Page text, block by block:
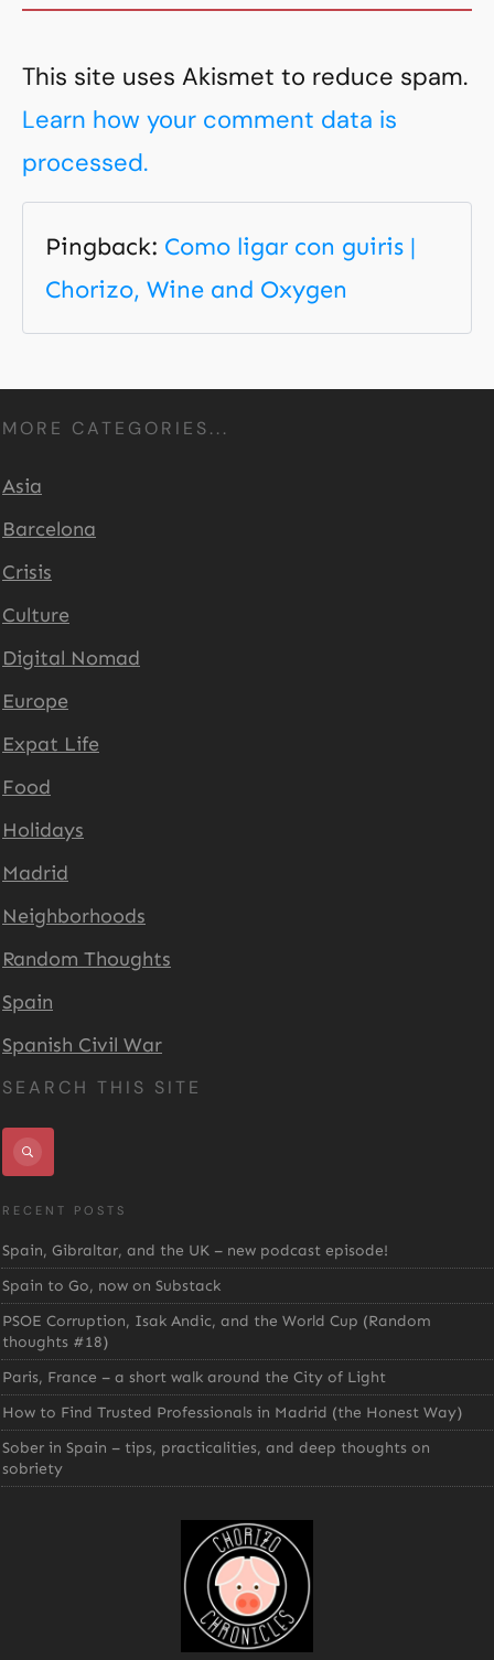
This site uses Akismet to reduce spam.
Learn how your comment data is
processed.
Pingback: Como ligar con guiris |
Chorizo, Wine and Oxygen
SEARCH THIS SITE
RECENT POSTS
Spain, Gibraltar, and the UK – new podcast episode!
Spain to Go, now on Substack
PSOE Corruption, Isak Andic, and the World Cup (Random
thoughts #18)
Paris, France – a short walk around the City of Light
How to Find Trusted Professionals in Madrid (the Honest Way)
Sober in Spain – tips, practicalities, and deep thoughts on
sobriety
MORE CATEGORIES...
Asia
Barcelona
Crisis
Culture
Digital Nomad
Europe
Expat Life
Food
Holidays
Madrid
Neighborhoods
Random Thoughts
Spain
Spanish Civil War